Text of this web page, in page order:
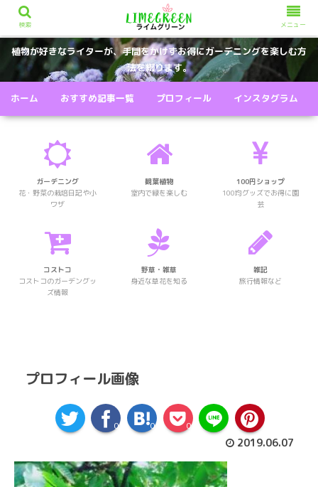
植物が好きなライターが、手間をかけずお得にガーデニングを楽しむ方
法を綴ります。
ホーム おすすめ記事一覧 プロフィール インスタグラム
ガーデニング
花・野菜の栽培日記や小
ワザ
観葉植物
室内で緑を楽しむ
100円ショップ
100均グッズでお得に園
芸
コストコ
コストコのガーデングッ
ズ情報
野草・雑草
身近な草花を知る
雑記
旅行情報など
プロフィール画像
0 0 0
2019.06.07
検索 メニュー